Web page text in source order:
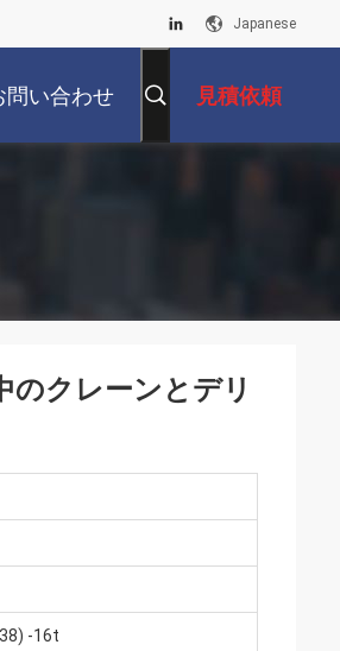
Japanese
問い合わせ 見積依頼
のクレーンとデリ
-16t